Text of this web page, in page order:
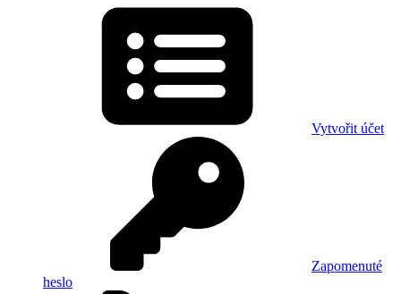
Vytvořit účet
Zapomenuté
heslo